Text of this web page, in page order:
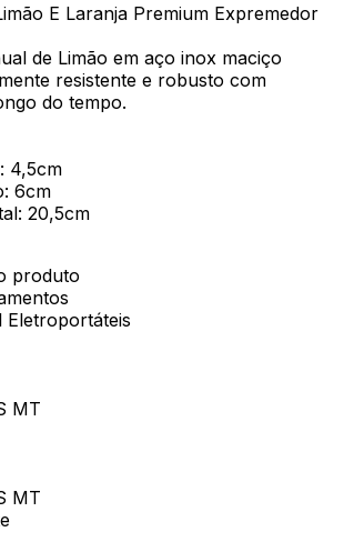
E Laranja Premium Expremedor
de Limão em aço inox maciço
resistente e robusto com
do tempo.
4,5cm
6cm
20,5cm
produto
Eletroportáteis
MT
MT